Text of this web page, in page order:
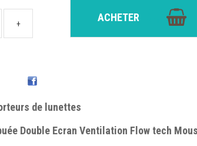
de lunettes
Double Ecran Ventilation Flow tech